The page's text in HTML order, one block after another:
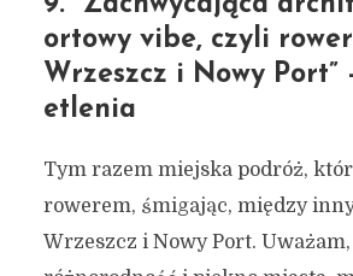
ortowy vibe, czyli
Wrzeszcz i Nowy Port”
etlenia
Tym razem miejska podróż,
rowerem, śmigając, między
Wrzeszcz i Nowy Port. Uważam,